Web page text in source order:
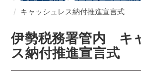
キャッシュレス納付推進宣言式
伊勢税務署管内 キ
ス納付推進宣言式